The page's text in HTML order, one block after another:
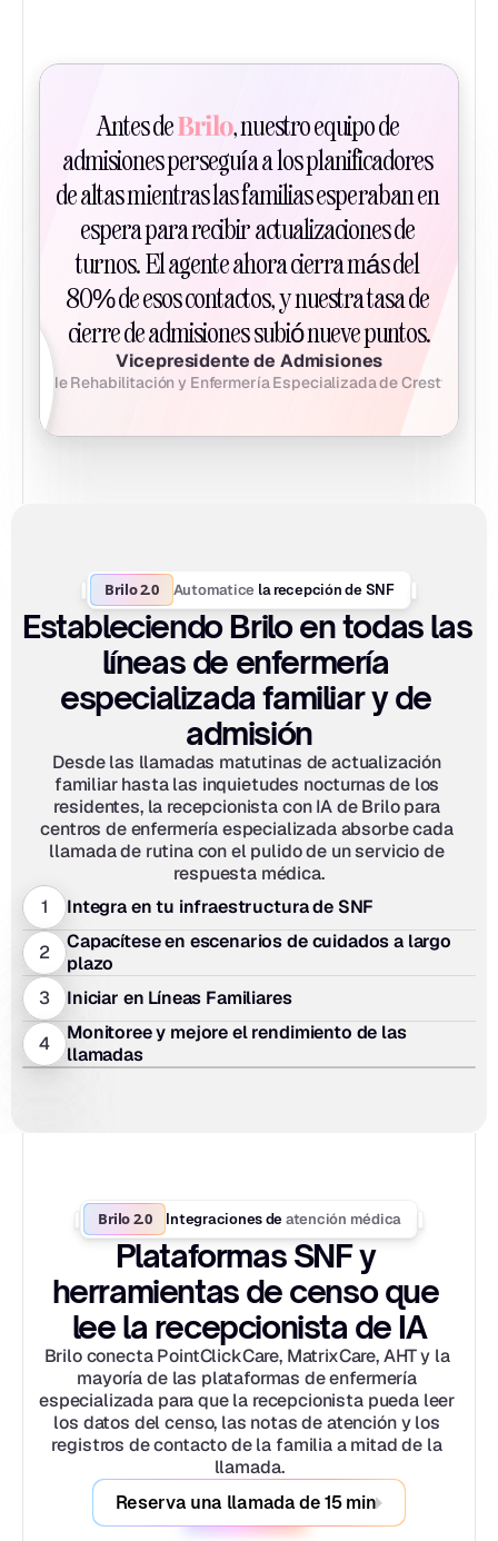
Antes de Brilo, nuestro equipo de
admisiones perseguía a los planificadores
de altas mientras las familias esperaban en
espera para recibir actualizaciones de
turnos. El agente ahora cierra más del
80% de esos contactos, y nuestra tasa de
cierre de admisiones subió nueve puntos.
Vicepresidente de Admisiones
Red de Rehabilitación y Enfermería Especializada de Crestwood
Brilo 2.0 Automatice la recepción de SNF
Estableciendo Brilo en todas las
líneas de enfermería
especializada familiar y de
admisión
Desde las llamadas matutinas de actualización
familiar hasta las inquietudes nocturnas de los
residentes, la recepcionista con IA de Brilo para
centros de enfermería especializada absorbe cada
llamada de rutina con el pulido de un servicio de
respuesta médica.
1
Integra en tu infraestructura de SNF
2
Capacítese en escenarios de cuidados a largo
plazo
3
Iniciar en Líneas Familiares
4
Monitoree y mejore el rendimiento de las
llamadas
Brilo 2.0 Integraciones de atención médica
Plataformas SNF y
herramientas de censo que
lee la recepcionista de IA
Brilo conecta PointClickCare, MatrixCare, AHT y la
mayoría de las plataformas de enfermería
especializada para que la recepcionista pueda leer
los datos del censo, las notas de atención y los
registros de contacto de la familia a mitad de la
llamada.
Reserva una llamada de 15 min